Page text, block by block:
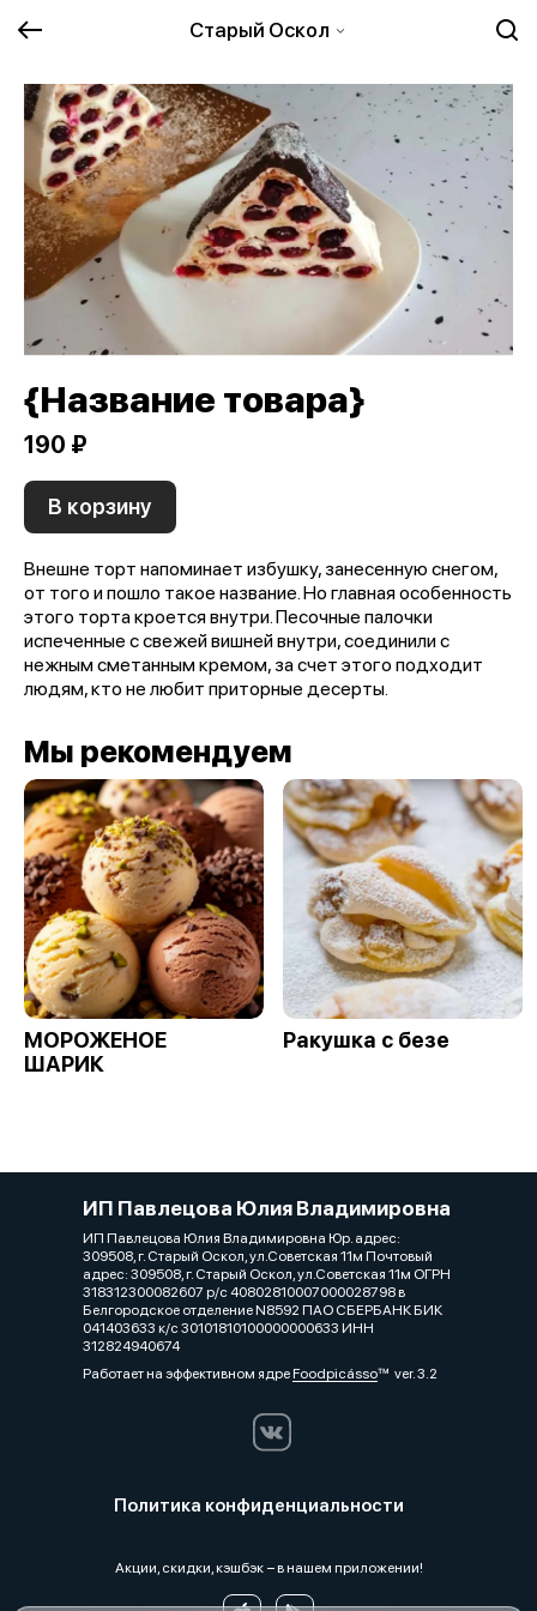
Старый Оскол
{Название товара}
190 ₽
В корзину
Внешне торт напоминает избушку, занесенную снегом,
от того и пошло такое название. Но главная особенность
этого торта кроется внутри. Песочные палочки
испеченные с свежей вишней внутри, соединили с
нежным сметанным кремом, за счет этого подходит
людям, кто не любит приторные десерты.
Мы рекомендуем
МОРОЖЕНОЕ
ШАРИК
Ракушка с безе
ИП Павлецова Юлия Владимировна
ИП Павлецова Юлия Владимировна Юр. адрес:
309508, г. Старый Оскол, ул.Советская 11м Почтовый
адрес: 309508, г. Старый Оскол, ул.Советская 11м ОГРН
318312300082607 р/с 40802810007000028798 в
Белгородское отделение N8592 ПАО СБЕРБАНК БИК
041403633 к/с 30101810100000000633 ИНН
312824940674
Работает на эффективном ядреFoodpicássover. 3.2
Политика конфиденциальности
Акции, скидки, кэшбэк − в нашем приложении!